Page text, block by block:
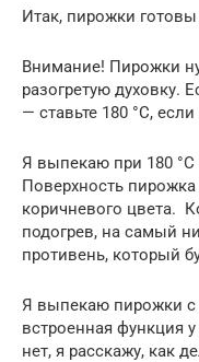
Итак, пирожки
Внимание! Пирожки
разогретую духовку.
— ставьте 180 °С,
Я выпекаю при 180 °С
Поверхность
коричневого цвета.
подогрев, на самый
противень, который
Я выпекаю пирожки с
встроенная функция
нет, я расскажу, как